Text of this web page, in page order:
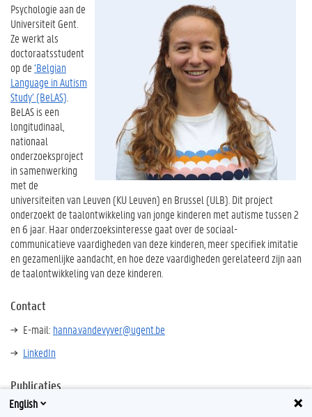
Psychologie aan de
Universiteit Gent.
Ze werkt als
doctoraatsstudent
op de‘Belgian
Language in Autism
Study’ (BeLAS)
BeLAS is een
longitudinaal,
nationaal
onderzoeksproject
in samenwerking
met de
universiteiten van Leuven (KU Leuven) en Brussel (ULB). Dit project
onderzoekt de taalontwikkeling van jonge kinderen met autisme tussen 2
en 6 jaar. Haar onderzoeksinteresse gaat over de sociaal-
communicatieve vaardigheden van deze kinderen, meer specifiek imitatie
en gezamenlijke aandacht, en hoe deze vaardigheden gerelateerd zijn aan
de taalontwikkeling van deze kinderen.
Contact
E-mail: hanna.vandevyver@ugent.be
LinkedIn
Publicaties
Biblio
English